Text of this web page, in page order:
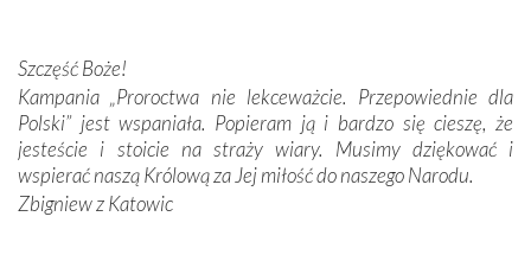
spotykaliśmy się z serdeczną otwartością
Portugalczyków. Podziwialiśmy ich ludową sztukę i
zwyczaje. Mimo że nasze kraje są od siebie bardzo
oddalone, w żaden sposób nie czuliśmy się obco.
Sprawiła to oczywiście sama Matka Boża, ale też
kulturowa bliskość biorąca swój początek w naszej
wspólnej wierze. Podczas wyjazdów do historycznych
Szczęść Boże!
Kampania „Proroctwa nie lekceważcie. Przepowiednie dla
Polski” jest wspaniała. Popieram ją i bardzo się cieszę, że
jesteście i stoicie na straży wiary. Musimy dziękować i
wspierać naszą Królową za Jej miłość do naszego Narodu.
Zbigniew z Katowic